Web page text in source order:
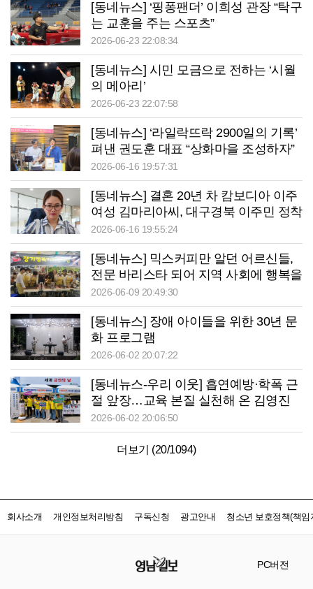
[동네뉴스] ‘핑퐁팬더’ 이희성 관장 “탁구
는 교훈을 주는 스포츠”
2026-06-23 22:08:34
[동네뉴스] 시민 모금으로 전하는 ‘시월
의 메아리’
2026-06-23 22:07:58
[동네뉴스] ‘라일락뜨락 2900일의 기록’
펴낸 권도훈 대표 “상화마을 조성하자”
2026-06-16 19:57:31
[동네뉴스] 결혼 20년 차 캄보디아 이주
여성 김마리아씨, 대구경북 이주민 정착
의 ‘든든한 가교’
2026-06-16 19:55:24
[동네뉴스] 믹스커피만 알던 어르신들,
전문 바리스타 되어 지역 사회에 행복을
전하다
2026-06-09 20:49:30
[동네뉴스] 장애 아이들을 위한 30년 문
화 프로그램
2026-06-02 20:07:22
[동네뉴스-우리 이웃] 흡연예방·학폭 근
절 앞장…교육 본질 실천해 온 김영진
대구교육총연합회 회장
2026-06-02 20:06:50
더보기 (20/1094)
회사소개 개인정보처리방침 구독신청 광고안내 청소년 보호정책(책임
PC버전